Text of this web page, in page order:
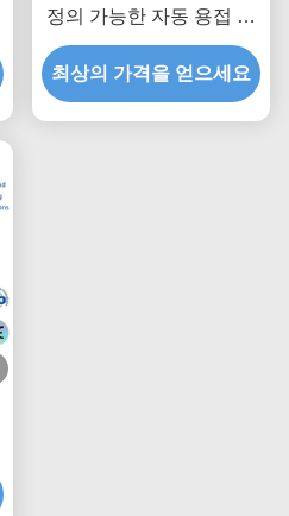
정의 가능한 자동 용접 시
스템
최상의 가격을 얻으세요